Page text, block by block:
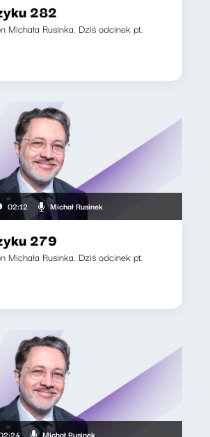
282
Michała Rusinka. Dziś odcinek pt.
02:12 Michał Rusinek
279
Michała Rusinka. Dziś odcinek pt.
Michał Rusinek